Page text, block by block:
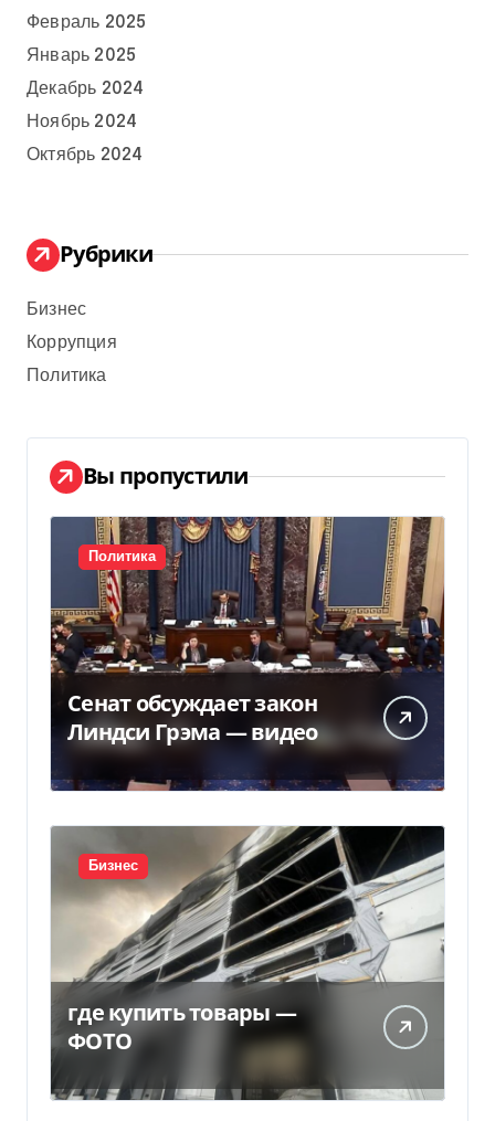
Февраль 2025
Январь 2025
Декабрь 2024
Ноябрь 2024
Октябрь 2024
Рубрики
Бизнес
Коррупция
Политика
Вы пропустили
Политика
Сенат обсуждает закон
Линдси Грэма — видео
Бизнес
где купить товары —
ФОТО